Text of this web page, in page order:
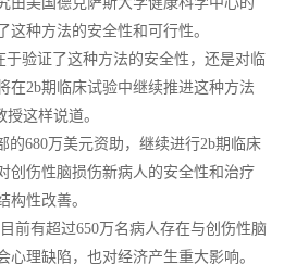
种方法的安全性和可行性。
验证了这种方法的安全性，还是对临
在2b期临床试验中继续推进这种方法
授这样说道。
680万美元资助，继续进行2b期临床
创伤性脑损伤新病人的安全性和治疗
性改善。
有超过650万名病人存在与创伤性脑
心理缺陷，也对经济产生重大影响。